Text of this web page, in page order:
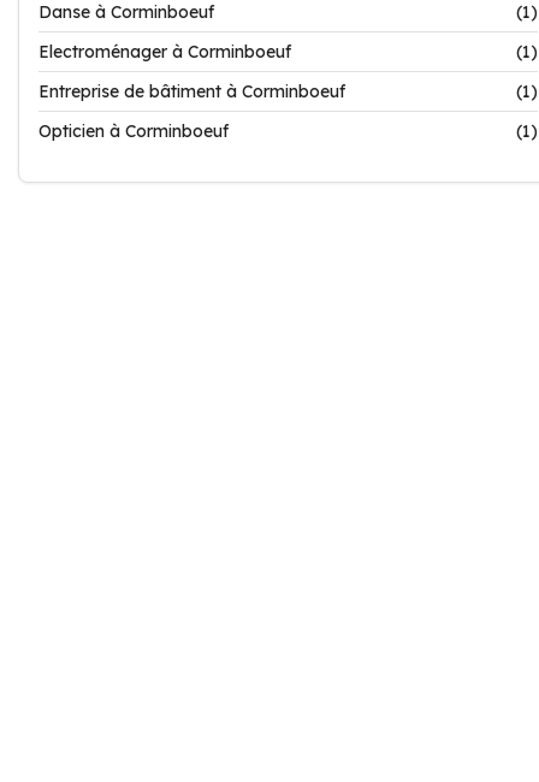
Danse à Corminboeuf
(1)
Electroménager à Corminboeuf
(1)
Entreprise de bâtiment à Corminboeuf
(1)
Opticien à Corminboeuf
(1)